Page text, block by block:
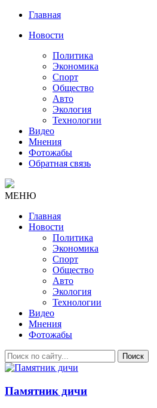
Главная
Новости
Политика
Экономика
Спорт
Общество
Авто
Экология
Технологии
Видео
Мнения
Фотожабы
Обратная связь
МЕНЮ
Главная
Новости
Политика
Экономика
Спорт
Общество
Авто
Экология
Технологии
Видео
Мнения
Фотожабы
Поиск
Памятник дичи